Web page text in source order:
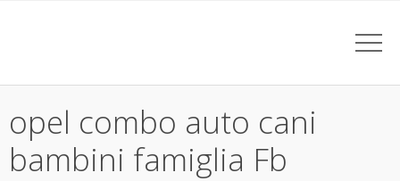
opel combo auto cani
bambini famiglia Fb